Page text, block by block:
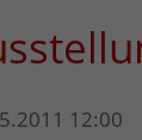
12:00